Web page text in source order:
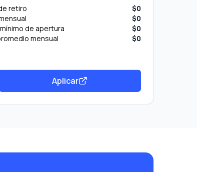
retiro
$0
$0
de apertura
$0
mensual
$0
Aplicar